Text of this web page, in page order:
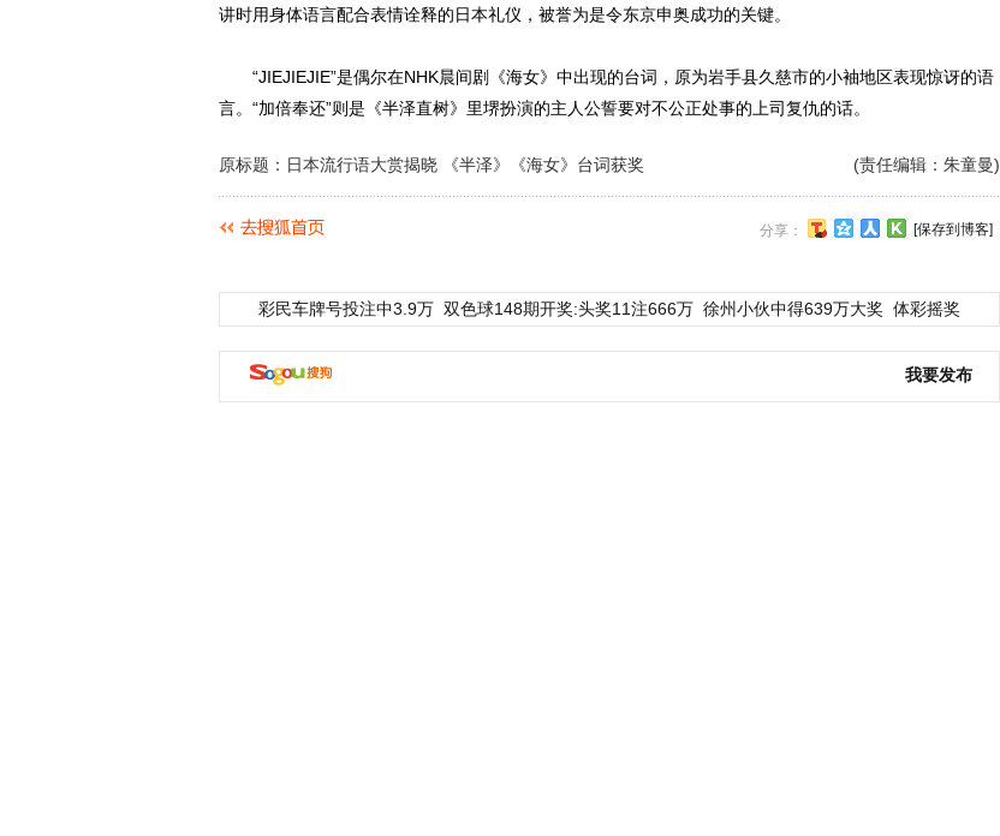
讲时用身体语言配合表情诠释的日本礼仪，被誉为是令东京申奥成功的关键。
“JIEJIEJIE”是偶尔在NHK晨间剧《海女》中出现的台词，原为岩手县久慈市的小袖地区表现惊讶的语
言。“加倍奉还”则是《半泽直树》里堺扮演的主人公誓要对不公正处事的上司复仇的话。
(责任编辑：朱童曼)
原标题：日本流行语大赏揭晓 《半泽》《海女》台词获奖
分享： [保存到博客]
彩民车牌号投注中3.9万 双色球148期开奖:头奖11注666万 徐州小伙中得639万大奖 体彩摇奖
我要发布